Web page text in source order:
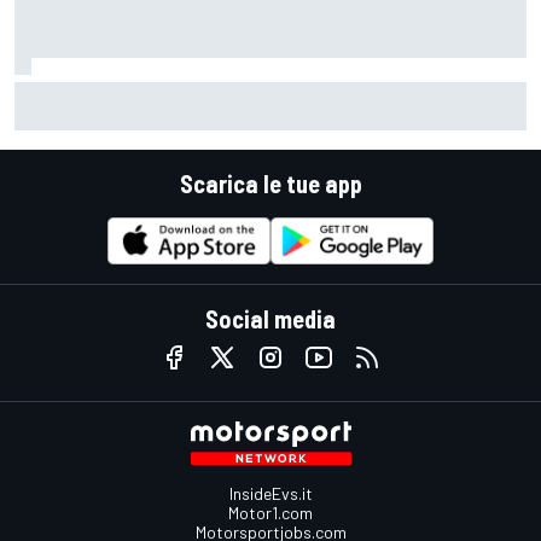
Scarica le tue app
Social media
InsideEvs.it
Motor1.com
Motorsportjobs.com